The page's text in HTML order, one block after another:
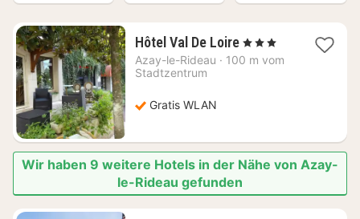
Hôtel Val De Loire1
Nacht
, 3 Sterne
Azay-le-Rideau · 100 m vom
Stadtzentrum
Gratis WLAN
Wir haben 9 weitere Hotels in der Nähe von Azay-
le-Rideau gefunden